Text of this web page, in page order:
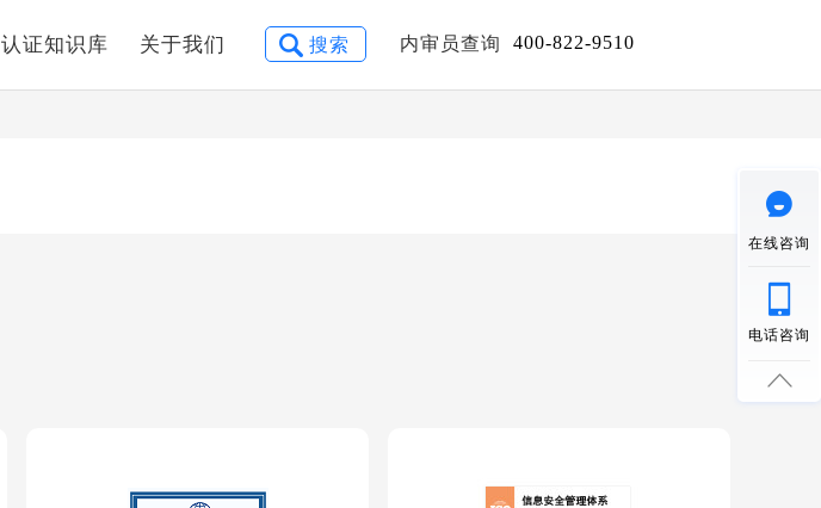
在线咨询
电话咨询
认证知识库 关于我们 搜索 内审员查询 400-822-9510